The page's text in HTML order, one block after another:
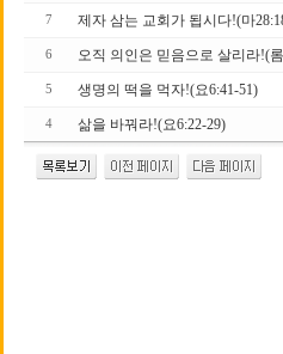
7 제자 삼는 교회가 됩시다!(마
6 오직 의인은 믿음으로 살리라!(
5 생명의 떡을 먹자!(요6:41-51)
4 삶을 바꿔라!(요6:22-29)